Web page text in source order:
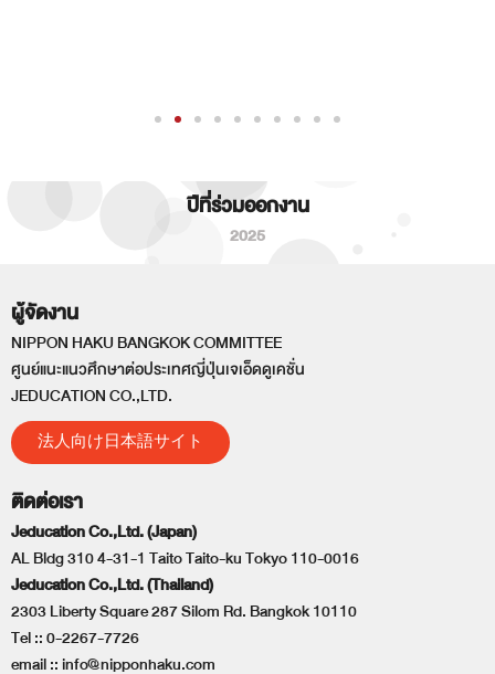
ปีที่ร่วมออกงาน
2025
ผู้จัดงาน
NIPPON HAKU BANGKOK COMMITTEE
ศูนย์แนะแนวศึกษาต่อประเทศญี่ปุ่นเจเอ็ดดูเคชั่น
JEDUCATION CO.,LTD.
法人向け日本語サイト
ติดต่อเรา
Jeducation Co.,Ltd. (Japan)
AL Bldg 310 4-31-1 Taito Taito-ku Tokyo 110-0016
Jeducation Co.,Ltd. (Thailand)
2303 Liberty Square 287 Silom Rd. Bangkok 10110
Tel ::0-2267-7726
email ::info@nipponhaku.com